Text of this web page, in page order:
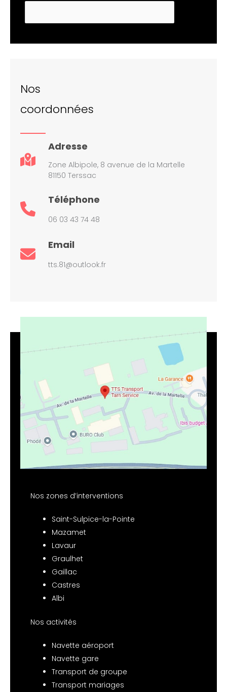
Nos
coordonnées
Adresse
Zone Albipole, 8 avenue de la Martelle
81150 Terssac
Téléphone
06 03 43 74 48
Email
tts.81@outlook.fr
Nos zones d’interventions
Saint-Sulpice-la-Pointe
Mazamet
Lavaur
Graulhet
Gaillac
Castres
Albi
Nos activités
Navette aéroport
Navette gare
Transport de groupe
Transport mariages